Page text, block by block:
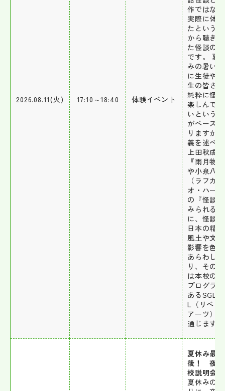
2026.08.11(火) 17:10～18:40 体験イベント
作ではな
実際に体
たという
から聴き
た怪談の
です。 夏
みの暑い
に生徒や
生の皆さ
純粋に怪
楽しんで
いという
がベース
りますが
義を述べ
上田秋成の
『雨月物
や小泉八雲
（ラフカ
オ・ハー
の『怪談
みられる
に、怪談
日本の精
風土や文
影響を色
あらわし
り、その
は本校の
プログラ
あるSGLの
L（リベラ
アーツ）
通じます。
夏休み最
後！ 夜
校説明会
夏休みの